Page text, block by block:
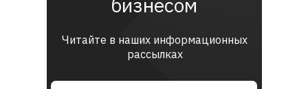
Читайте в наших информационных
рассылках
бизнесом